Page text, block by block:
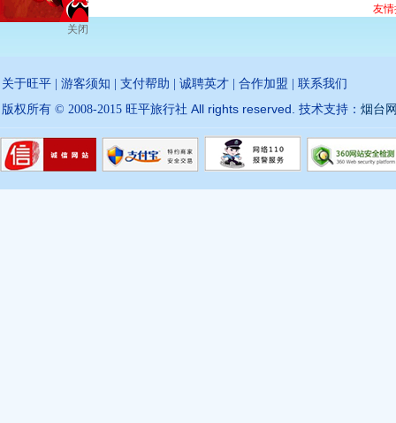
友
关于旺平 游客须知 支付帮助 诚聘英才 合作加盟
联系我们
版权所有 © 2008-2015 旺平旅行社 All rights reserved. 技术支持： 烟台
关闭